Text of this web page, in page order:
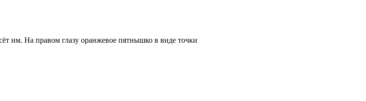
им. На правом глазу оранжевое пятнышко в виде точки